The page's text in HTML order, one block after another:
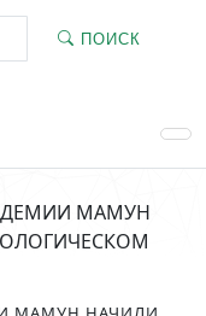
ПОИСК
МАМУН